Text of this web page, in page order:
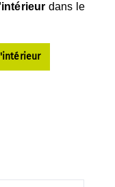
dans le